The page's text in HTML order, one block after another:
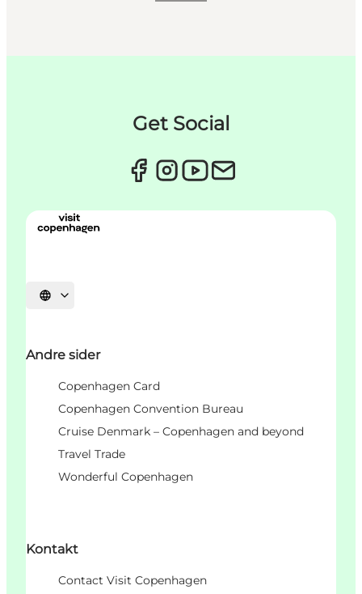
Get Social
Select language
Andre sider
Copenhagen Card
Copenhagen Convention Bureau
Cruise Denmark – Copenhagen and beyond
Travel Trade
Wonderful Copenhagen
Kontakt
Contact Visit Copenhagen